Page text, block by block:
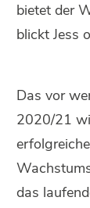
bietet der
blickt Jess
Das vor
2020/21
das